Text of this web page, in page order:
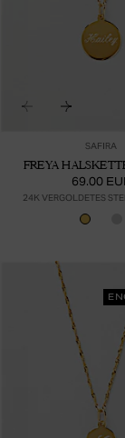
SAFIRA
FREYA
69.00
24K VERGOLDETES